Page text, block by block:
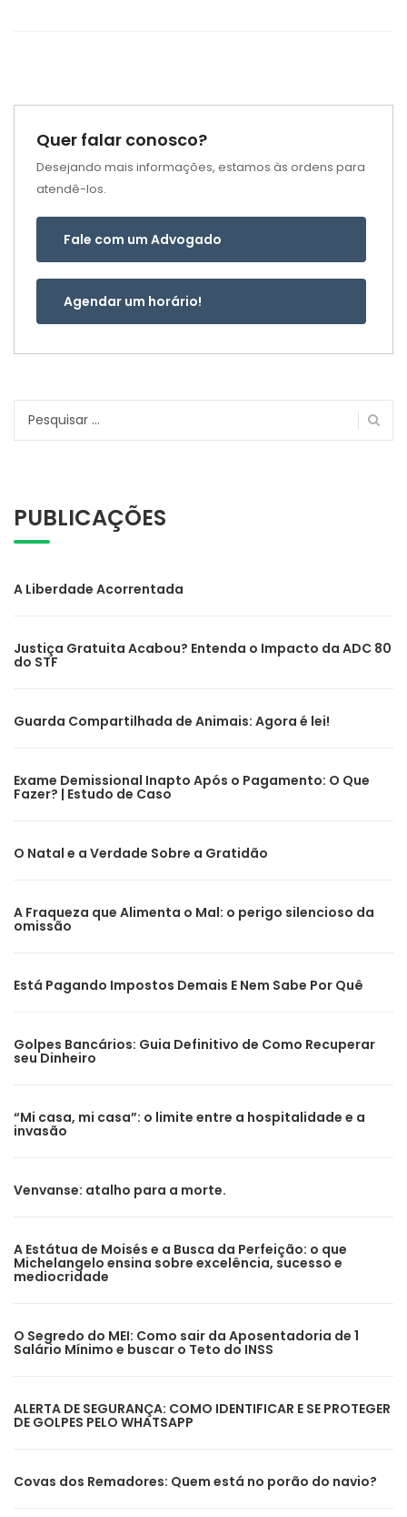
Quer falar conosco?
Desejando mais informações, estamos às ordens para
atendê-los.
Fale com um Advogado
Agendar um horário!
Pesquisar
PUBLICAÇÕES
A Liberdade Acorrentada
Justiça Gratuita Acabou? Entenda o Impacto da ADC 80
do STF
Guarda Compartilhada de Animais: Agora é lei!
Exame Demissional Inapto Após o Pagamento: O Que
Fazer? | Estudo de Caso
O Natal e a Verdade Sobre a Gratidão
A Fraqueza que Alimenta o Mal: o perigo silencioso da
omissão
Está Pagando Impostos Demais E Nem Sabe Por Quê
Golpes Bancários: Guia Definitivo de Como Recuperar
seu Dinheiro
“Mi casa, mi casa”: o limite entre a hospitalidade e a
invasão
Venvanse: atalho para a morte.
A Estátua de Moisés e a Busca da Perfeição: o que
Michelangelo ensina sobre excelência, sucesso e
mediocridade
O Segredo do MEI: Como sair da Aposentadoria de 1
Salário Mínimo e buscar o Teto do INSS
ALERTA DE SEGURANÇA: COMO IDENTIFICAR E SE PROTEGER
DE GOLPES PELO WHATSAPP
Covas dos Remadores: Quem está no porão do navio?